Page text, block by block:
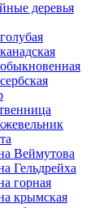
деревья
Веймутова
Гельдрейха
горная
крымская